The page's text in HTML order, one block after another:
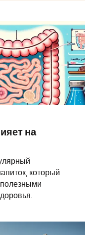
на
который
полезными